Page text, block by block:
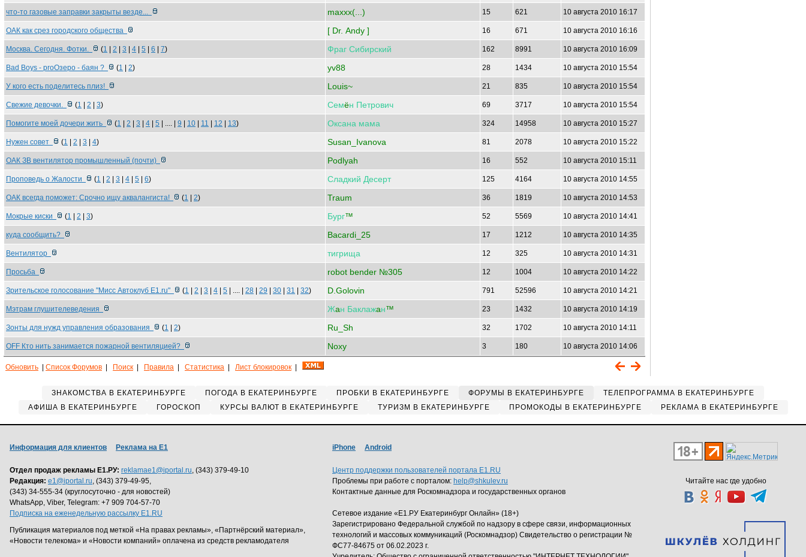
что-то газовые заправки закрыты везде... maxxx(...) 15 621 10 августа 2010 16:17
ОАК как срез городского общества [ Dr. Andy ] 16 671 10 августа 2010 16:16
Москва. Сегодня. Фотки. (1 2 3 4 5 6 7) Фраг Сибирский 162 8991 10 августа 2010 16:09
Bad Boys - proОзеро - баян ? (1 2) yv88 28 1434 10 августа 2010 15:54
У кого есть поделитесь плиз! Louis~ 21 835 10 августа 2010 15:54
Свежие девочки. (1 2 3) Семён Петрович 69 3717 10 августа 2010 15:54
Помогите моей дочери жить (1 2 3 4 5 | .... | 9 10 11 12 13) Оксана мама 324 14958 10 августа 2010 15:27
Нужен совет (1 2 3 4) Susan_Ivanova 81 2078 10 августа 2010 15:22
ОАК ЗВ вентилятор промышленный (почти) Podlyah 16 552 10 августа 2010 15:11
Проповедь о Жалости (1 2 3 4 5 6) Сладкий Десерт 125 4164 10 августа 2010 14:55
ОАК всегда поможет: Срочно ищу аквалангиста! (1 2) Traum 36 1819 10 августа 2010 14:53
Мокрые киски (1 2 3) Бург™ 52 5569 10 августа 2010 14:41
куда сообщить? Bacardi_25 17 1212 10 августа 2010 14:35
Вентилятор тигрища 12 325 10 августа 2010 14:31
Просьба robot bender №305 12 1004 10 августа 2010 14:22
Зрительское голосование "Мисс Автоклуб Е1.ru" (1 2 3 4 5 | .... | 28 29 30 31 32) D.Golovin 791 52596 10 августа 2010 14:21
Мэтрам глушителеведения Жaн Баклажaн™ 23 1432 10 августа 2010 14:19
Зонты для нужд управления образования (1 2) Ru_Sh 32 1702 10 августа 2010 14:11
OFF Кто нить занимается пожарной вентиляцией? Noxy 3 180 10 августа 2010 14:06
Обновить Список Форумов Поиск Правила Статистика Лист блокировок
ЗНАКОМСТВА В ЕКАТЕРИНБУРГЕ ПОГОДА В ЕКАТЕРИНБУРГЕ ПРОБКИ В ЕКАТЕРИНБУРГЕ ФОРУМЫ В ЕКАТЕРИНБУРГЕ
ТЕЛЕПРОГРАММА В ЕКАТЕРИНБУРГЕ
АФИША В ЕКАТЕРИНБУРГЕ
ГОРОСКОП КУРСЫ ВАЛЮТ В ЕКАТЕРИНБУРГЕ ТУРИЗМ В ЕКАТЕРИНБУРГЕ ПРОМОКОДЫ В ЕКАТЕРИНБУРГЕ РЕКЛАМА В ЕКАТЕРИНБУРГЕ
Читайте нас где удобно
Информация для клиентов Реклама на Е1
Отдел продаж рекламы Е1.РУ: reklamae1@iportal.ru, (343) 379-49-10
Редакция: e1@iportal.ru, (343) 379-49-95,
(343) 34-555-34 (круглосуточно - для новостей)
WhatsApp, Viber, Telegram: +7 909 704-57-70
Подписка на еженедельную рассылку E1.RU
Публикация материалов под меткой «На правах рекламы», «Партнёрский материал»,
«Новости телекома» и «Новости компаний» оплачена из средств рекламодателя
iPhone Android
Центр поддержки пользователей портала E1.RU
Проблемы при работе с порталом: help@shkulev.ru
Контактные данные для Роскомнадзора и государственных органов
Сетевое издание «Е1.РУ Екатеринбург Онлайн» (18+)
Зарегистрировано Федеральной службой по надзору в сфере связи, информационных
технологий и массовых коммуникаций (Роскомнадзор) Свидетельство о регистрации №
ФС77-84675 от 06.02.2023 г.